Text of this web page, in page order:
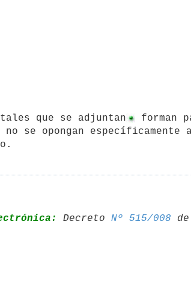
que se adjuntan
forman
se opongan específicamente
Decreto Nº 515/008 de